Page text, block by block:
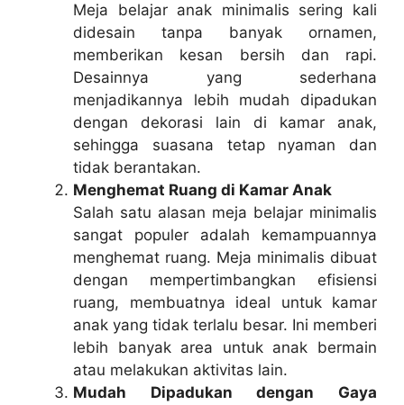
Meja belajar anak minimalis sering kali
didesain tanpa banyak ornamen,
memberikan kesan bersih dan rapi.
Desainnya yang sederhana
menjadikannya lebih mudah dipadukan
dengan dekorasi lain di kamar anak,
sehingga suasana tetap nyaman dan
tidak berantakan.
Menghemat Ruang di Kamar Anak
Salah satu alasan meja belajar minimalis
sangat populer adalah kemampuannya
menghemat ruang. Meja minimalis dibuat
dengan mempertimbangkan efisiensi
ruang, membuatnya ideal untuk kamar
anak yang tidak terlalu besar. Ini memberi
lebih banyak area untuk anak bermain
atau melakukan aktivitas lain.
Mudah Dipadukan dengan Gaya